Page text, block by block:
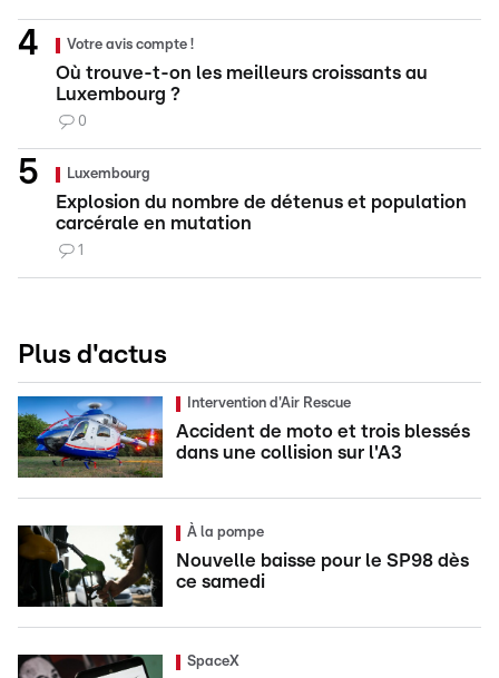
Votre avis compte !
Où trouve-t-on les meilleurs croissants au
Luxembourg ?
0
Luxembourg
Explosion du nombre de détenus et population
carcérale en mutation
1
Plus d'actus
Intervention d'Air Rescue
Accident de moto et trois blessés
dans une collision sur l'A3
À la pompe
Nouvelle baisse pour le SP98 dès
ce samedi
SpaceX